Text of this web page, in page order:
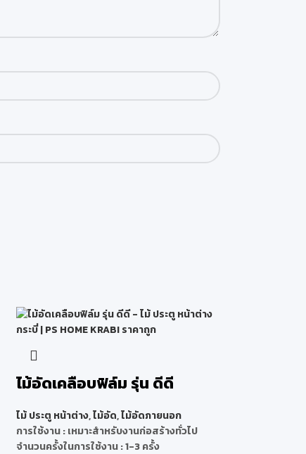
ไม้อัดเคลือบฟิล์ม รุ่น ดีดี
ไม้ ประตู หน้าต่าง,ไม้อัด,ไม้อัดภายนอก
การใช้งาน : เหมาะสำหรับงานก่อสร้างทั่วไป
จำนวนครั้งในการใช้งาน : 1-3 ครั้ง